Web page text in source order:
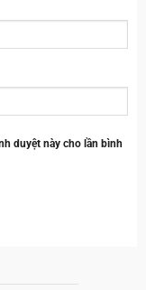
duyệt này cho lần bình